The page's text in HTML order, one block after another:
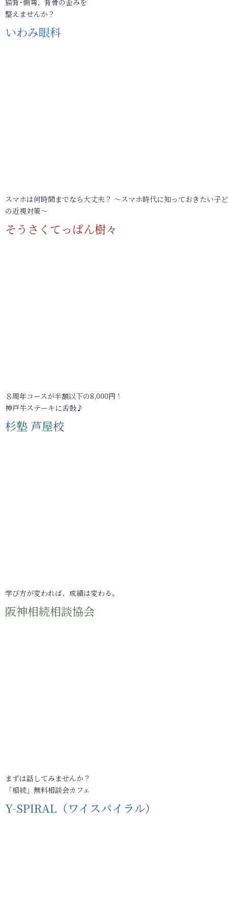
猫背･側弯、背骨の歪みを
整えませんか？
いわみ眼科
スマホは何時間までなら大丈夫？ ～スマホ時代に知っておきたい子
の近視対策～
そうさくてっぱん樹々
８周年コースが半額以下の8,000円！
神戸牛ステーキに舌鼓♪
杉塾 芦屋校
学び方が変われば、成績は変わる。
阪神相続相談協会
まずは話してみませんか？
「相続」無料相談会カフェ
Y-SPIRAL（ワイスパイラル）